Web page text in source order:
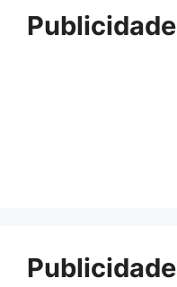
Publicidade
Publicidade